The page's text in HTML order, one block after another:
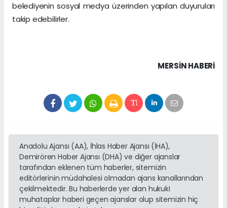
belediyenin sosyal medya üzerinden yapılan duyuruları
takip edebilirler.
MERSIN HABERİ
Anadolu Ajansı (AA), İhlas Haber Ajansı (İHA),
Demirören Haber Ajansı (DHA) ve diğer ajanslar
tarafından eklenen tüm haberler, sitemizin
editörlerinin müdahalesi olmadan ajans kanallarından
çekilmektedir. Bu haberlerde yer alan hukuki
muhataplar haberi geçen ajanslar olup sitemizin hiç